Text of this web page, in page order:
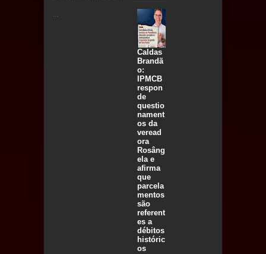
...
Caldas
Brandã
o:
IPMCB
respon
de
questio
nament
os da
veread
ora
Rosâng
ela e
afirma
que
parcela
mentos
são
referent
es a
débitos
históric
os